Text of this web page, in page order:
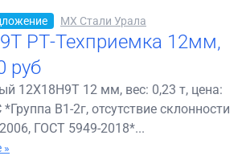
МХ Стали Урала
РТ-Техприемка 12мм,
руб
12Х18Н9Т 12 мм, вес: 0,23 т, цена:
В1-2г, отсутствие склонности
ГОСТ 5949-2018*...
»